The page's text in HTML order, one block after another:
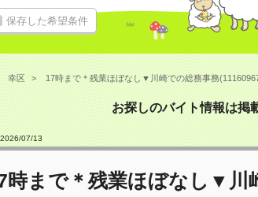
保存した希望条件
幸区 17時まで＊残業ほぼなし▼川崎での総務事務
お探しのバイト情報は掲
2026/07/13
時まで＊残業ほぼなし▼川